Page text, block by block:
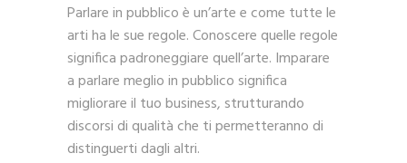
Parlare in pubblico è un’arte e come tutte le
arti ha le sue regole. Conoscere quelle regole
significa padroneggiare quell’arte. Imparare
a parlare meglio in pubblico significa
migliorare il tuo business, strutturando
discorsi di qualità che ti permetteranno di
distinguerti dagli altri.